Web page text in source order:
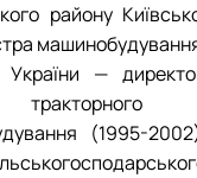
району
України —
тракторного
(1995-